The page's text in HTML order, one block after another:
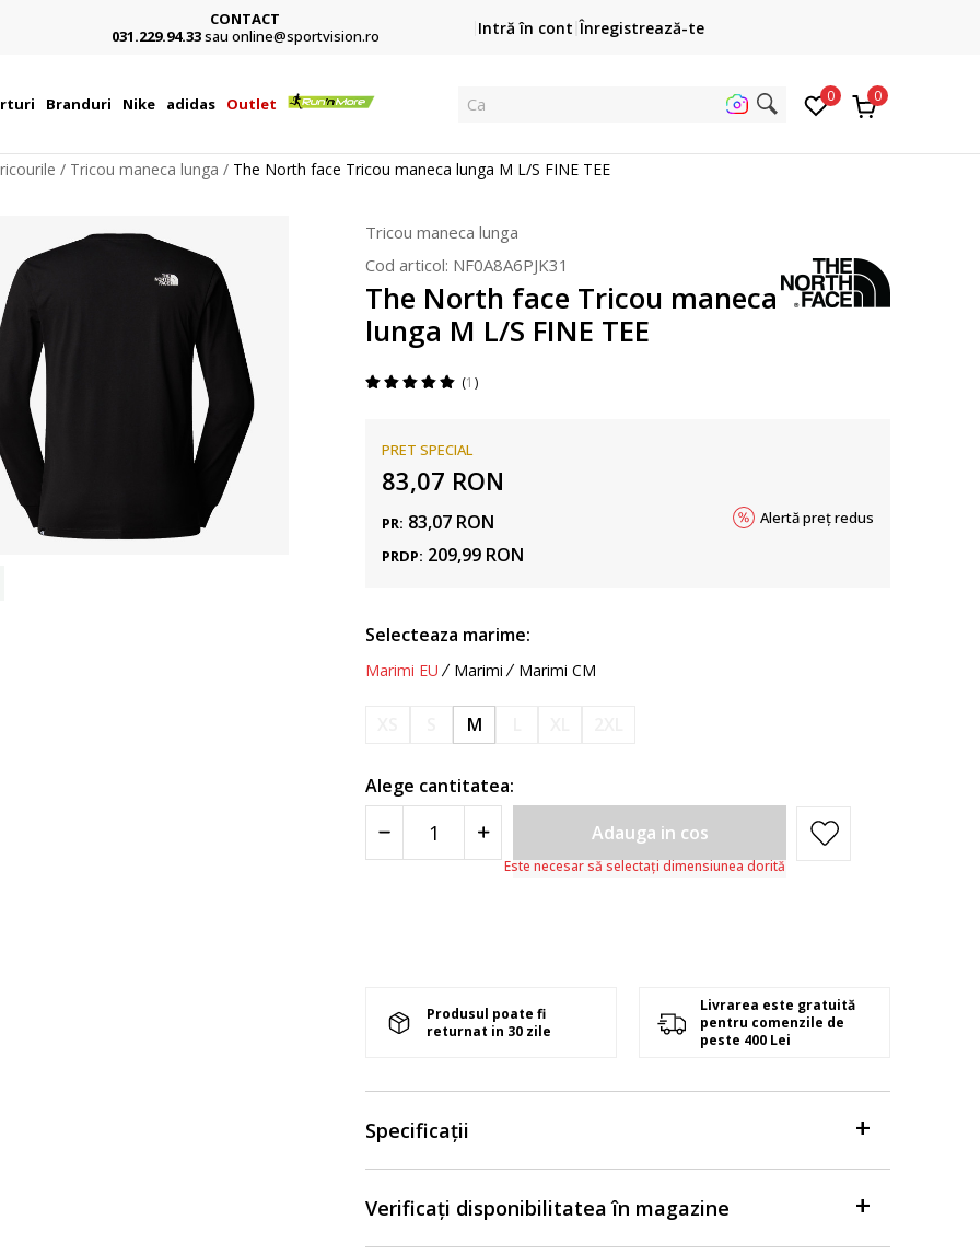
CONTACT
031.229.94.33sau online@sportvision.ro
Cumpără acum, plateste mai târziu
3 rate fără dobândă fără card de credit cu Klarna
Intră în cont Înregistrează-te
Branduri Nike adidas Outlet Cauta pe s 0 0
Tricou maneca lunga The North face Tricou maneca lunga M L/S FINE TEE
Tricou maneca lunga
Cod articol: NF0A8A6PJK31
The North face Tricou maneca
lunga M L/S FINE TEE
1
PRET SPECIAL
83,07 RON
PR: 83,07 RON
PRDP: 209,99 RON
Alertă preț redus
Selecteaza marime:
Marimi EU Marimi Marimi CM
M
Alege cantitatea:
Adauga in cos
Este necesar să selectați dimensiunea dorită
Produsul poate fi
returnat in 30 zile
Livrarea este gratuită
pentru comenzile de
peste 400 Lei
Specificații
Verificați disponibilitatea în magazine